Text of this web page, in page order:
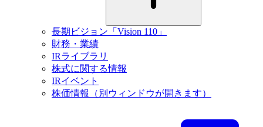
長期ビジョン「Vision 110」
財務・業績
IRライブラリ
株式に関する情報
IRイベント
株価情報
（別ウィンドウが開きます）